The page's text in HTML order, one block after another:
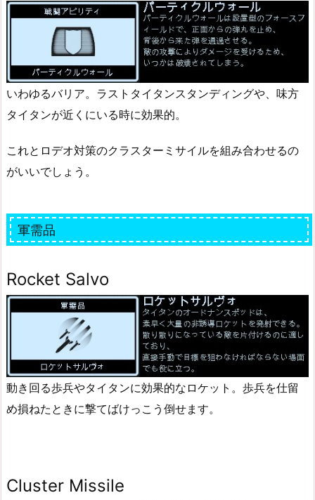
いわゆるバリア。ラストタイタンスタンディングや、味方
タイタンが近くにいる時に効果的。
これとロデオ対策のクラスターミサイルを組み合わせるの
がいいでしょう。
軍需品
Rocket Salvo
動き回る歩兵やタイタンに効果的なロケット。歩兵を仕留
め損ねたときに撃てばけっこう倒せます。
Cluster Missile